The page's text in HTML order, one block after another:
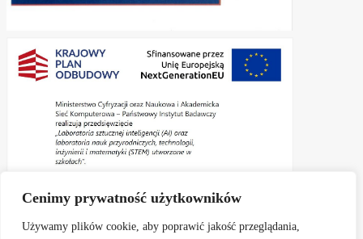
Cenimy prywatność użytkowników
Używamy plików cookie, aby poprawić jakość przeglądania,